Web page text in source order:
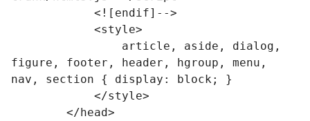
figure, footer, header, hgroup, menu,
nav, section { display: block; }